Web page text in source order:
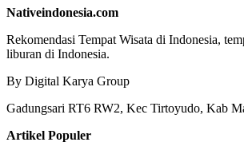
Nativeindonesia.com
Rekomendasi Tempat Wisata di Indonesia,
liburan di Indonesia.
By Digital Karya Group
Gadungsari RT6 RW2, Kec Tirtoyudo, Kab
Artikel Populer